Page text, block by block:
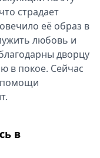
страдает
её образ в
любовь и
дворцу
в покое. Сейчас
помощи
в